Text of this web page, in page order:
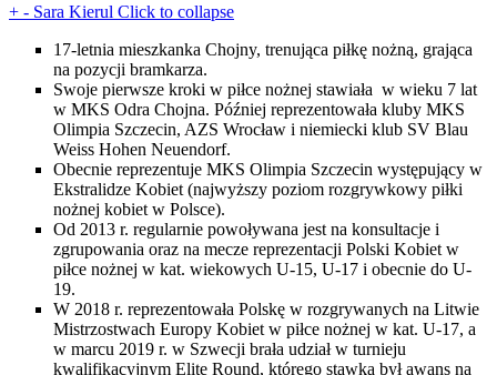
+ - Sara Kierul Click to collapse
17-letnia mieszkanka Chojny, trenująca piłkę nożną, grająca
na pozycji bramkarza.
Swoje pierwsze kroki w piłce nożnej stawiała w wieku 7 lat
w MKS Odra Chojna. Później reprezentowała kluby MKS
Olimpia Szczecin, AZS Wrocław i niemiecki klub SV Blau
Weiss Hohen Neuendorf.
Obecnie reprezentuje MKS Olimpia Szczecin występujący w
Ekstralidze Kobiet (najwyższy poziom rozgrywkowy piłki
nożnej kobiet w Polsce).
Od 2013 r. regularnie powoływana jest na konsultacje i
zgrupowania oraz na mecze reprezentacji Polski Kobiet w
piłce nożnej w kat. wiekowych U-15, U-17 i obecnie do U-
19.
W 2018 r. reprezentowała Polskę w rozgrywanych na Litwie
Mistrzostwach Europy Kobiet w piłce nożnej w kat. U-17, a
w marcu 2019 r. w Szwecji brała udział w turnieju
kwalifikacyjnym Elite Round, którego stawką był awans na